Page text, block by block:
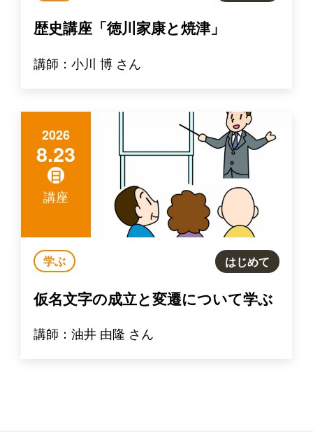
歴史講座「徳川家康と焼津」
講師：小川 博 さん
2026
8.23
日
講座
学ぶ はじめて
仮名文字の成立と変遷について学ぶ
講師：油井 由隆 さん